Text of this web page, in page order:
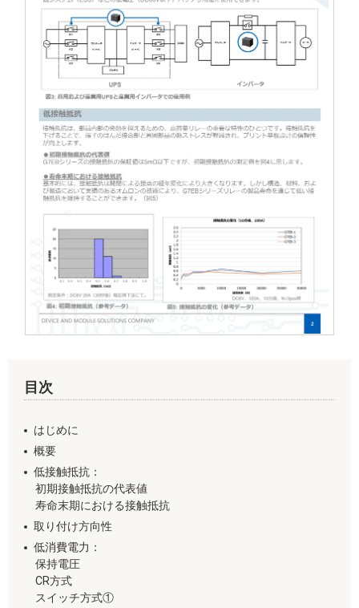
目次
はじめに
概要
低接触抵抗：
初期接触抵抗の代表値
寿命末期における接触抵抗
取り付け方向性
低消費電力：
保持電圧
CR方式
スイッチ方式①